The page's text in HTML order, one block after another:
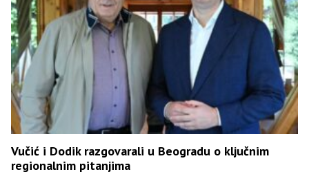
Vučić i Dodik razgovarali u Beogradu o ključnim
regionalnim pitanjima